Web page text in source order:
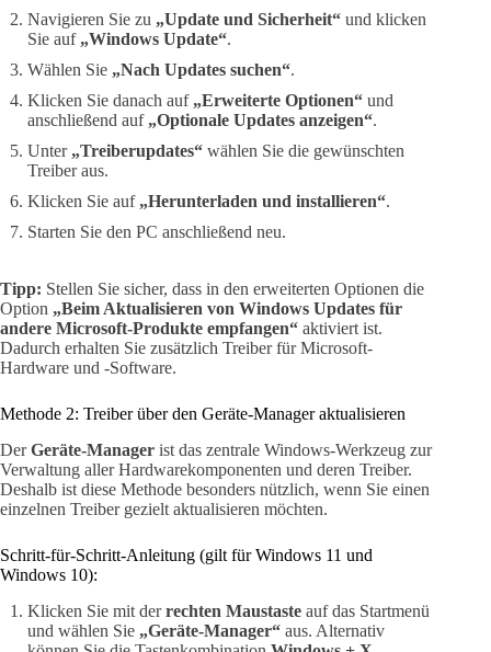
Navigieren Sie zu „Update und Sicherheit“ und klicken
Sie auf „Windows Update“.
Wählen Sie „Nach Updates suchen“.
Klicken Sie danach auf „Erweiterte Optionen“ und
anschließend auf „Optionale Updates anzeigen“.
Unter „Treiberupdates“ wählen Sie die gewünschten
Treiber aus.
Klicken Sie auf „Herunterladen und installieren“.
Starten Sie den PC anschließend neu.
Tipp: Stellen Sie sicher, dass in den erweiterten Optionen die
Option „Beim Aktualisieren von Windows Updates für
andere Microsoft-Produkte empfangen“ aktiviert ist.
Dadurch erhalten Sie zusätzlich Treiber für Microsoft-
Hardware und -Software.
Methode 2: Treiber über den Geräte-Manager aktualisieren
DerGeräte-Manager ist das zentrale Windows-Werkzeug zur
Verwaltung aller Hardwarekomponenten und deren Treiber.
Deshalb ist diese Methode besonders nützlich, wenn Sie einen
einzelnen Treiber gezielt aktualisieren möchten.
Schritt-für-Schritt-Anleitung (gilt für Windows 11 und
Windows 10):
Klicken Sie mit derrechten Maustaste auf das Startmenü
und wählen Sie „Geräte-Manager“ aus. Alternativ